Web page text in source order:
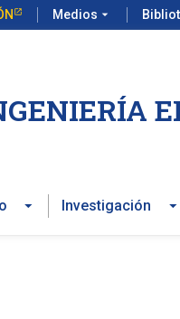
Medios arrow_drop_down
Investigación